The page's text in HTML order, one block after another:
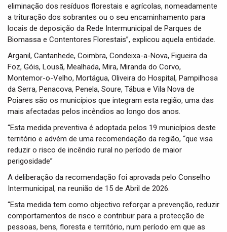
eliminação dos resíduos florestais e agrícolas, nomeadamente
a trituração dos sobrantes ou o seu encaminhamento para
locais de deposição da Rede Intermunicipal de Parques de
Biomassa e Contentores Florestais”, explicou aquela entidade.
Arganil, Cantanhede, Coimbra, Condeixa-a-Nova, Figueira da
Foz, Góis, Lousã, Mealhada, Mira, Miranda do Corvo,
Montemor-o-Velho, Mortágua, Oliveira do Hospital, Pampilhosa
da Serra, Penacova, Penela, Soure, Tábua e Vila Nova de
Poiares são os municípios que integram esta região, uma das
mais afectadas pelos incêndios ao longo dos anos.
“Esta medida preventiva é adoptada pelos 19 municípios deste
território e advém de uma recomendação da região, “que visa
reduzir o risco de incêndio rural no período de maior
perigosidade”
A deliberação da recomendação foi aprovada pelo Conselho
Intermunicipal, na reunião de 15 de Abril de 2026.
“Esta medida tem como objectivo reforçar a prevenção, reduzir
comportamentos de risco e contribuir para a protecção de
pessoas, bens, floresta e território, num período em que as